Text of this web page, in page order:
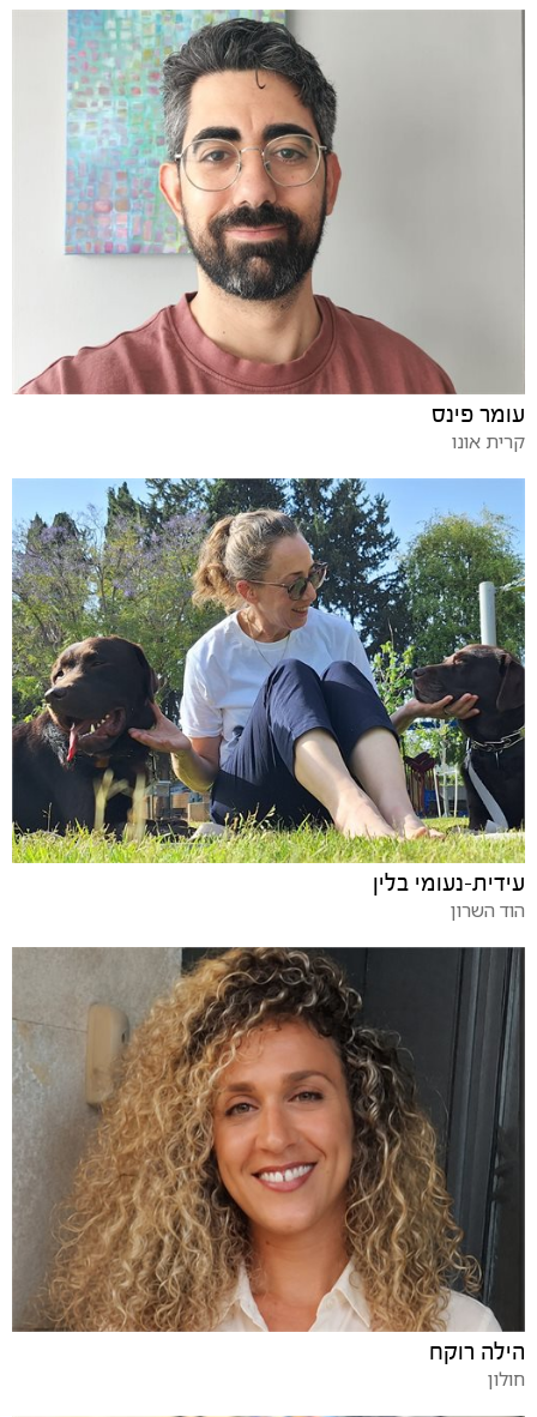
עומר פינס
קרית אונו
עידית-נעומי בלין
הוד השרון
הילה רוקח
חולון